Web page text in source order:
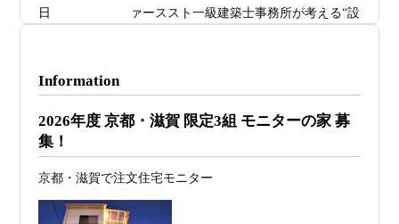
日
ァーススト一級建築士事務所が考える“設
2026年07月24
こそ知っておくべき“建築費が上がる理
2026年07月23
予算が限られていても“美しい家”はつく
れる 削るべき場所・残すべき場所をどう
Information
2026年度 京都・滋賀 限定3組 モニターの家 募
集！
京都・滋賀で注文住宅モニター